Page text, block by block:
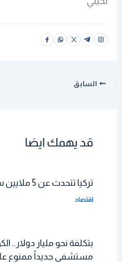
السابق
قد يهمك ايضا
تركيا تتحدث عن 5 ملايين سائح روسي
اقتصاد
بتكلفة نحو مليار دولار..
مستشفى جديداً ممنوع